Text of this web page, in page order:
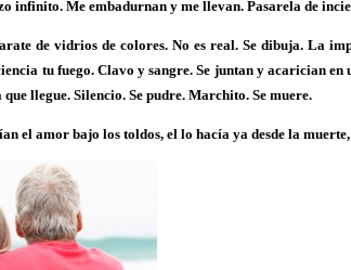
infinito. Me embadurnan y me llevan. Pasarela de
de vidrios de colores. No es real. Se dibuja. La
tu fuego. Clavo y sangre. Se juntan y acarician
llegue. Silencio. Se pudre. Marchito. Se muere.
el amor bajo los toldos, el lo hacía ya desde la